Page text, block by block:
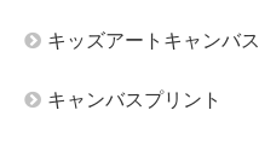
キッズアートキャンバス
キャンバスプリント